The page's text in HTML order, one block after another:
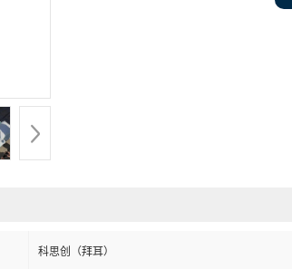
科思创（拜耳）